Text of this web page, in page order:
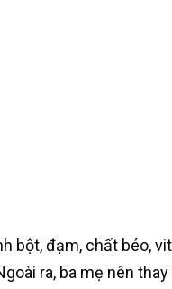
đạm, chất béo,
ra, ba mẹ nên